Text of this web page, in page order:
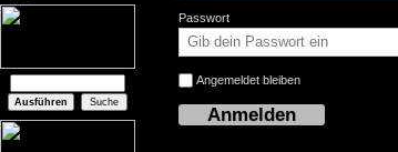
Passwort
Angemeldet bleiben